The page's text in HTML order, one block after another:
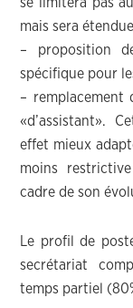
mais sera
– proposition
spécifique pour
– remplacement
«d’assistant».
effet mieux
moins
cadre de son
Le profil de
secrétariat
temps partiel